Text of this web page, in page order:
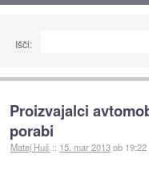
Išči:
Proizvajalci
porabi
Matej Huš :: 15. mar 2013ob 19:22